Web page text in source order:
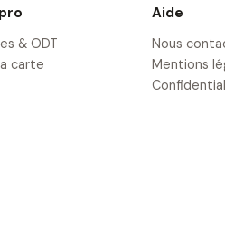
& ODT
carte
Aide
Nous
Mentions